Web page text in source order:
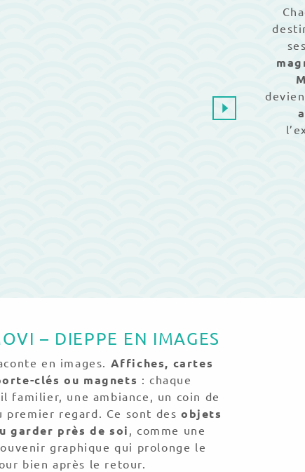
– DIEPPE EN IMAGES
en images. Affiches, cartes
clés ou magnets : chaque
familier, une ambiance, un coin de
premier regard. Ce sont des objets
garder près de soi , comme une
graphique qui prolonge le
bien après le retour.